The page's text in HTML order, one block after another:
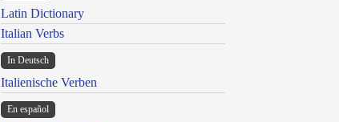
Latin Dictionary
Italian Verbs
In Deutsch
Italienische Verben
En español